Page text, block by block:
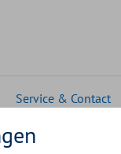
Service & Contact